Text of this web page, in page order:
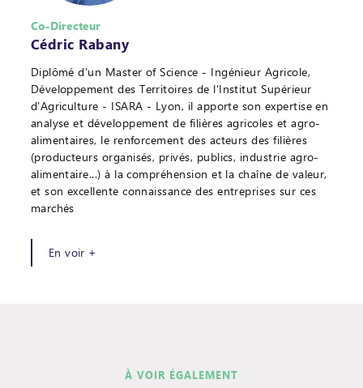
Co-Directeur
Cédric Rabany
Diplômé d'un Master of Science - Ingénieur Agricole,
Développement des Territoires de l'Institut Supérieur
d’Agriculture - ISARA - Lyon, il apporte son expertise en
analyse et développement de filières agricoles et agro-
alimentaires, le renforcement des acteurs des filières
(producteurs organisés, privés, publics, industrie agro-
alimentaire...) à la compréhension et la chaîne de valeur,
et son excellente connaissance des entreprises sur ces
marchés
En voir +
À VOIR ÉGALEMENT